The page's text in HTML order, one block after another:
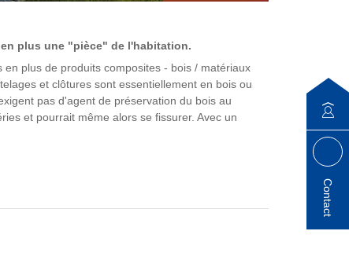
plus une "pièce" de l'habitation.
plus de produits composites - bois / matériaux
et clôtures sont essentiellement en bois ou
pas d'agent de préservation du bois au
et pourrait même alors se fissurer. Avec un
Contact